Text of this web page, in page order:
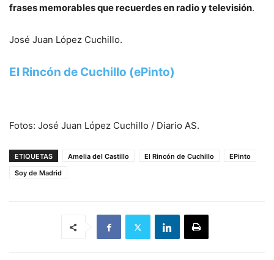
frases memorables que recuerdes en radio y televisión.
José Juan López Cuchillo.
El Rincón de Cuchillo (ePinto)
Fotos: José Juan López Cuchillo / Diario AS.
ETIQUETAS Amelia del Castillo El Rincón de Cuchillo
EPinto
Soy de Madrid